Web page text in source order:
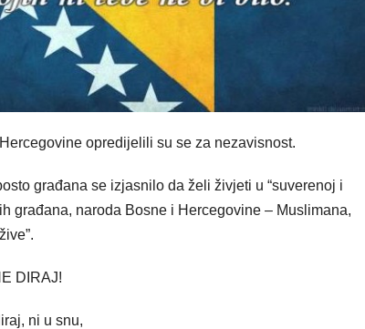
opredijelili su se za nezavisnost.
građana se izjasnilo da želi živjeti u “suverenoj i
građana, naroda Bosne i Hercegovine – Muslimana,
DIRAJ!
ni u snu,